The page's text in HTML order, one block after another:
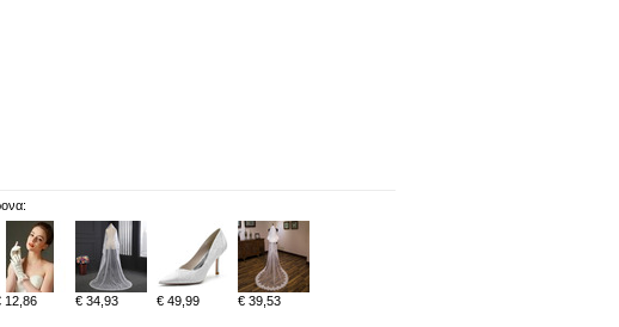
12,86 € 34,93 € 49,99 € 39,53